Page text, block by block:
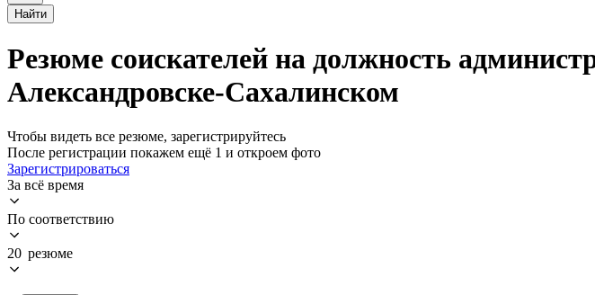
Найти
Резюме соискателей на должность
Александровске-Сахалинском
Чтобы видеть все резюме, зарегистрируйтесь
После регистрации покажем ещё 1 и откроем фото
Зарегистрироваться
За всё время
По соответствию
20 резюме